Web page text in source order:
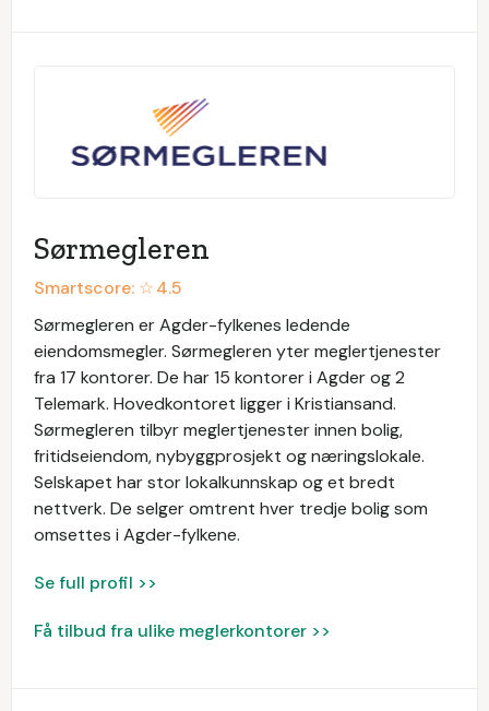
Sørmegleren
Smartscore: ☆4.5
Sørmegleren er Agder-fylkenes ledende
eiendomsmegler. Sørmegleren yter meglertjenester
fra 17 kontorer. De har 15 kontorer i Agder og 2
Telemark. Hovedkontoret ligger i Kristiansand.
Sørmegleren tilbyr meglertjenester innen bolig,
fritidseiendom, nybyggprosjekt og næringslokale.
Selskapet har stor lokalkunnskap og et bredt
nettverk. De selger omtrent hver tredje bolig som
omsettes i Agder-fylkene.
Se full profil >>
Få tilbud fra ulike meglerkontorer >>